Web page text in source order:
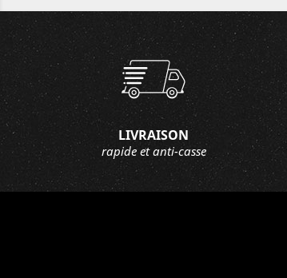
LIVRAISON
rapide et anti-casse